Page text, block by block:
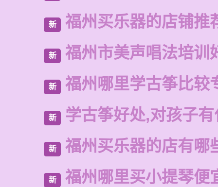
新 福州买乐器的店铺推
新 福州市美声唱法培训
新 福州哪里学古筝比较
新 学古筝好处,对孩子
新 福州买乐器的店有哪
新 福州哪里买小提琴便